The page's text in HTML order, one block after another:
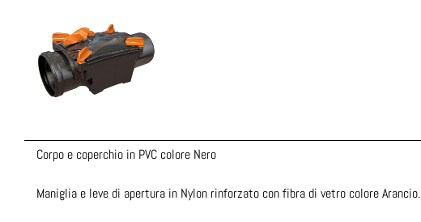
Corpo e coperchio in PVC colore Nero
Maniglia e leve di apertura in Nylon rinforzato con fibra di vetro colore Arancio.